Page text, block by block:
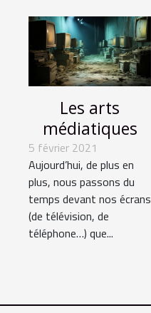
Les arts
médiatiques
5 février 2021
Aujourd’hui, de plus en
plus, nous passons du
temps devant nos écrans
(de télévision, de
téléphone…) que...